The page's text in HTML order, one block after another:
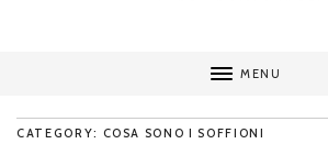
MENU
CATEGORY: COSA SONO I SOFFIONI